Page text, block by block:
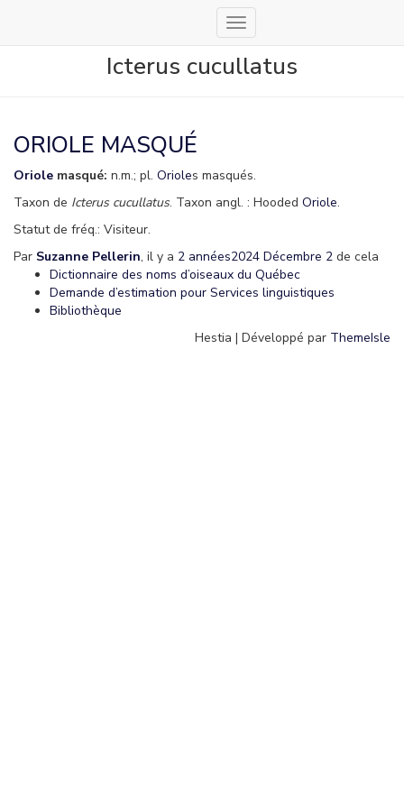
Déplier
la
navigation
Icterus cucullatus
ORIOLE MASQUÉ
Oriole masqué: n.m.; pl. Orioles masqués.
Taxon de Icterus cucullatus. Taxon angl. : Hooded Oriole.
Statut de fréq.: Visiteur.
Par Suzanne Pellerin, il y a 2 années2024 Décembre 2 de cela
Dictionnaire des noms d’oiseaux du Québec
Demande d’estimation pour Services linguistiques
Bibliothèque
Hestia | Développé par ThemeIsle